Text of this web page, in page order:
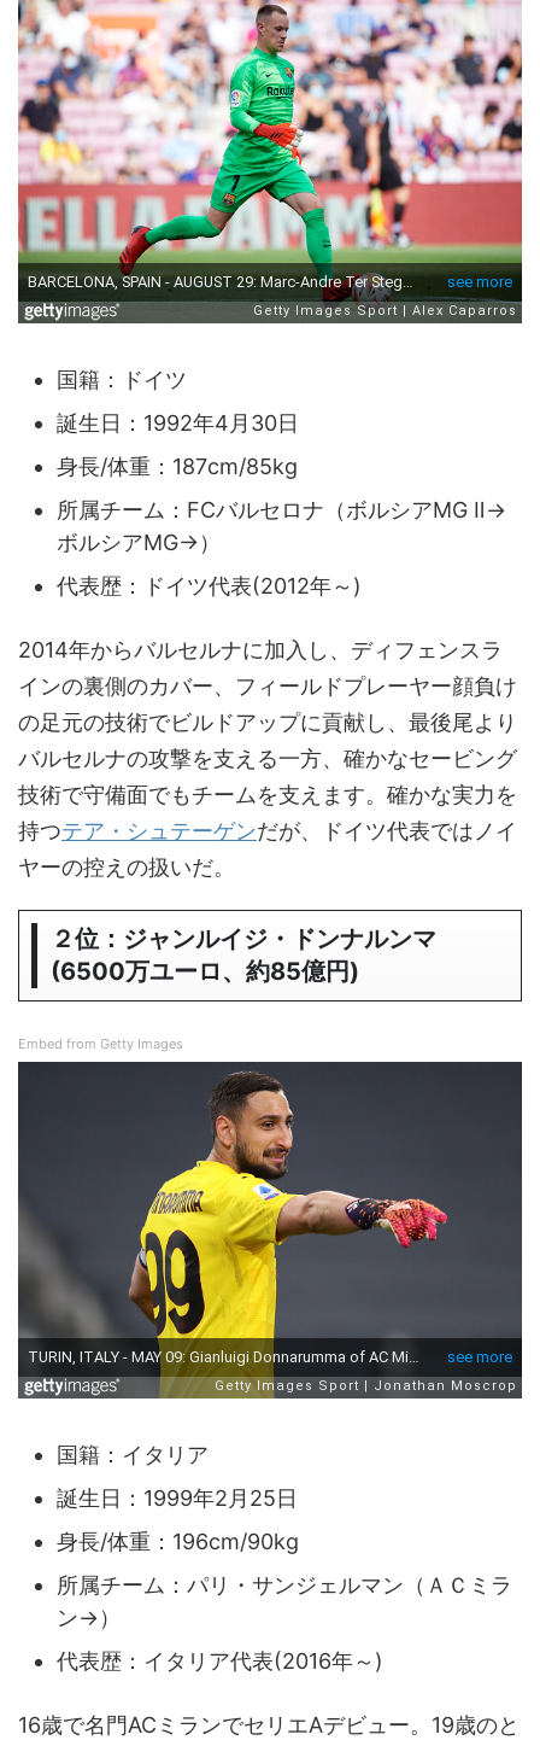
国籍：ドイツ
誕生日：1992年4月30日
身長/体重：187cm/85kg
所属チーム：FCバルセロナ（ボルシアMG Ⅱ→
ボルシアMG→）
代表歴：ドイツ代表(2012年～)
2014年からバルセルナに加入し、ディフェンスラ
インの裏側のカバー、フィールドプレーヤー顔負け
の足元の技術でビルドアップに貢献し、最後尾より
バルセルナの攻撃を支える一方、確かなセービング
技術で守備面でもチームを支えます。確かな実力を
持つテア・シュテーゲンだが、ドイツ代表ではノイ
ヤーの控えの扱いだ。
２位：ジャンルイジ・ドンナルンマ
(6500万ユーロ、約85億円)
Embed from Getty Images
国籍：イタリア
誕生日：1999年2月25日
身長/体重：196cm/90kg
所属チーム：パリ・サンジェルマン（ＡＣミラ
ン→）
代表歴：イタリア代表(2016年～)
16歳で名門ACミランでセリエAデビュー。19歳のと